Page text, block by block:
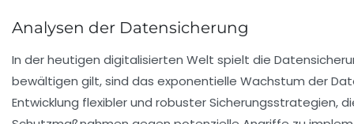
Analysen der Datensicherung
In der heutigen digitalisierten Welt spielt die
bewältigen gilt, sind das exponentielle Wachstum der
Entwicklung flexibler und robusterSicherungsstrategien,